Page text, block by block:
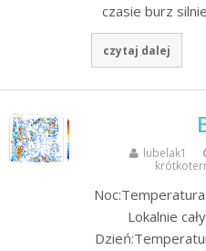
czasie burz
czytaj dalej
lubelak1
Lokalnie